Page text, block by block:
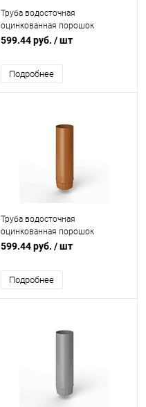
Труба водосточная
оцинкованная порошок
ф125х1250мм RAL 9016
599.44 руб. / шт
Подробнее
Труба водосточная
оцинкованная порошок
ф125х1250мм RAL 8023
599.44 руб. / шт
Подробнее